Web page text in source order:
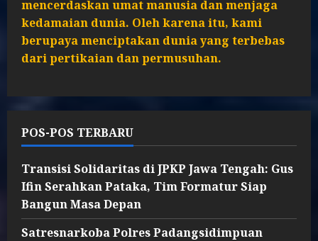
mencerdaskan umat manusia dan menjaga
kedamaian dunia. Oleh karena itu, kami
berupaya menciptakan dunia yang terbebas
dari pertikaian dan permusuhan.
POS-POS TERBARU
Transisi Solidaritas di JPKP Jawa Tengah: Gus
Ifin Serahkan Pataka, Tim Formatur Siap
Bangun Masa Depan
Satresnarkoba Polres Padangsidimpuan